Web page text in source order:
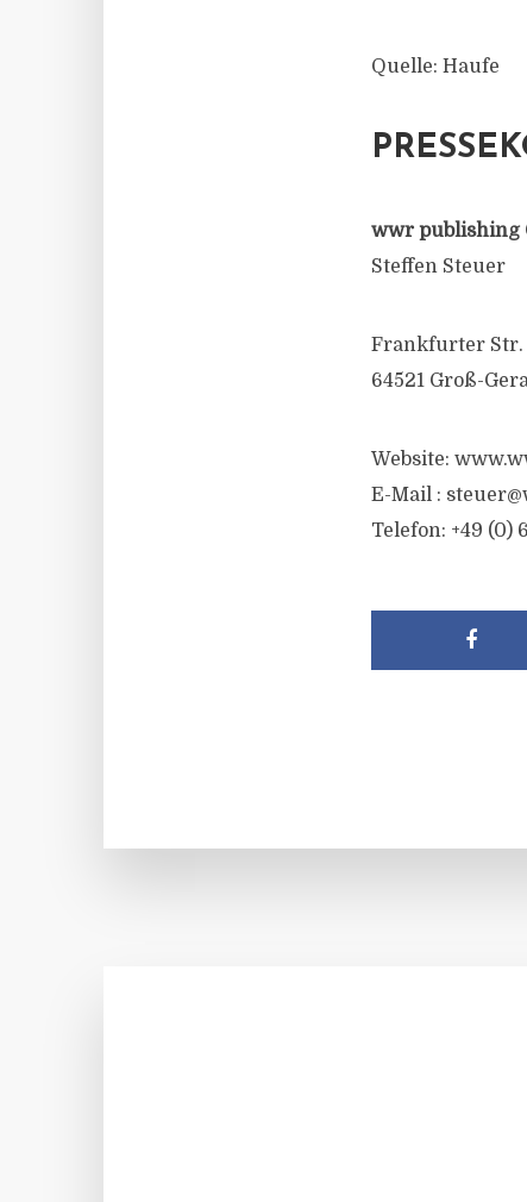
Quelle: Haufe
wwr publishing
Steffen Steuer
Frankfurter Str.
64521 Groß-
Website:
E-Mail :
Telefon: +49 (0)